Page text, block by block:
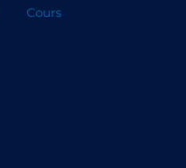
Cours